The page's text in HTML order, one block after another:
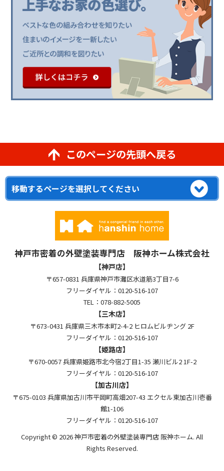
このページの先頭へ戻る
神戸市密着の外壁塗装専門店 阪神ホーム株式会社
【神戸店】
〒657-0831 兵庫県神戸市灘区水道筋3丁目7-6
フリーダイヤル：0120-516-107
TEL：078-882-5005
【三木店】
〒673-0431 兵庫県三木市本町2-4-2 ヒロムビルヂング 2F
フリーダイヤル：0120-516-107
【姫路店】
〒670-0057 兵庫県姫路市北今宿2丁目1-35 瀬川ビル2 1F-2
フリーダイヤル：0120-516-107
【加古川店】
〒675-0103 兵庫県加古川市平岡町高畑207-43 エクセル東加古川壱番
館1-106
フリーダイヤル：0120-516-107
Copyright © 2026 神戸市密着の外壁塗装専門店 阪神ホーム. All
Rights Reserved.